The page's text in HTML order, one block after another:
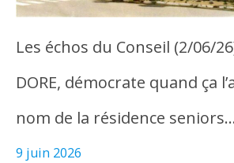
Les échos du Conseil (2/06/
DORE, démocrate quand ça
nom de la résidence seniors…
9 juin 2026